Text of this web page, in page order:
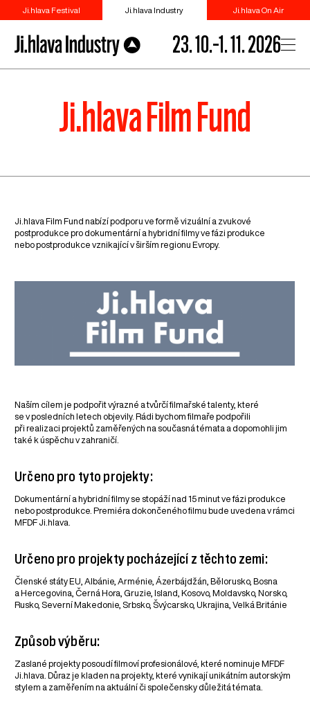
Ji.hlava Festival Ji.hlava Industry Ji.hlava On Air
23. 10.–1. 11. 2026
Ji.hlava Film Fund
Ji.hlava Film Fund nabízí podporu ve formě vizuální a zvukové
postprodukce pro dokumentární a hybridní filmy ve fázi produkce
nebo postprodukce vznikající v širším regionu Evropy.
Naším cílem je podpořit výrazné a tvůrčí filmařské talenty, které
se v posledních letech objevily. Rádi bychom filmaře podpořili
při realizaci projektů zaměřených na současná témata a dopomohli jim
také k úspěchu v zahraničí.
Určeno pro tyto projekty:
Dokumentární a hybridní filmy se stopáží nad 15 minut ve fázi produkce
nebo postprodukce. Premiéra dokončeného filmu bude uvedena v rámci
MFDF Ji.hlava.
Určeno pro projekty pocházející z těchto zemi:
Členské státy EU, Albánie, Arménie, Ázerbájdžán, Bělorusko, Bosna
a Hercegovina, Černá Hora, Gruzie, Island, Kosovo, Moldavsko, Norsko,
Rusko, Severní Makedonie, Srbsko, Švýcarsko, Ukrajina, Velká Británie
Způsob výběru:
Zaslané projekty posoudí filmoví profesionálové, které nominuje MFDF
Ji.hlava. Důraz je kladen na projekty, které vynikají unikátním autorským
stylem a zaměřením na aktuální či společensky důležitá témata.